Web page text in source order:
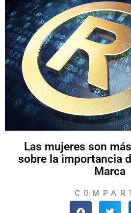
Las mujeres son
sobre la importancia
Marca